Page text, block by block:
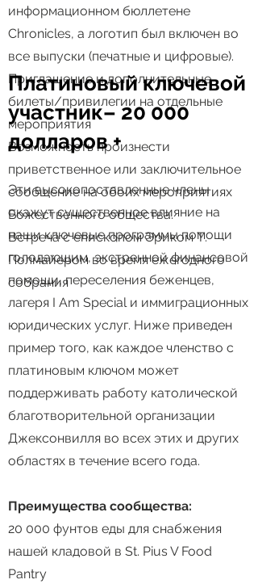
информационном бюллетене
Chronicles, а логотип был включен во
все выпуски (печатные и цифровые).
Приглашение и дополнительные
билеты/привилегии на отдельные
мероприятия
Возможность произнести
приветственное или заключительное
сообщение на обоих мероприятиях
Божественного общества.
Встреча с епископом Эриком Т.
Полмайером во время ежегодного
собрания
Платиновый ключевой
участник– 20 000
долларов +
Эти высокопоставленные члены
окажут существенное влияние на
наши ключевые программы помощи
голодающим, экстренной финансовой
помощи, переселения беженцев,
лагеря I Am Special и иммиграционных
юридических услуг. Ниже приведен
пример того, как каждое членство с
платиновым ключом может
поддерживать работу католической
благотворительной организации
Джексонвилля во всех этих и других
областях в течение всего года.
Преимущества сообщества:
20 000 фунтов еды для снабжения
нашей кладовой в St. Pius V Food
Pantry